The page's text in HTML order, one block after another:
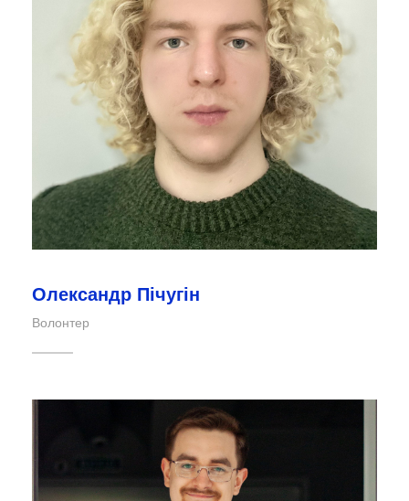
Олександр Пічугін
Волонтер